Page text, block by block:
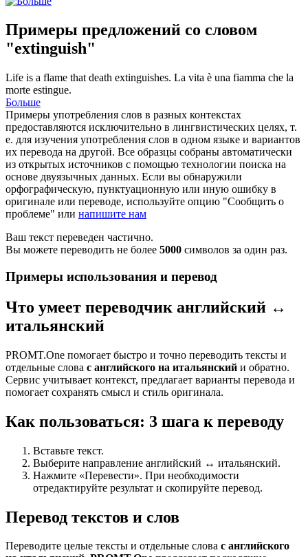
Примеры предложений со словом
"extinguish"
Life is a flame that death extinguishes. La vita è una fiamma che la
morte estingue.
Больше
Примеры употребления слов в разных контекстах
предоставляются исключительно в лингвистических целях, т.
е. для изучения употребления слов в одном языке и вариантов
их перевода на другой. Все образцы собраны автоматически
из открытых источников с помощью технологии поиска на
основе двуязычных данных. Если вы обнаружили
орфографическую, пунктуационную или иную ошибку в
оригинале или переводе, используйте опцию "Сообщить о
проблеме" или напишите нам
Ваш текст переведен частично.
Вы можете переводить не более 5000 символов за один раз.
Примеры использования и перевод
Что умеет переводчик английский ↔
итальянский
PROMT.One помогает быстро и точно переводить тексты и
отдельные слова с английского на итальянский и обратно.
Сервис учитывает контекст, предлагает варианты перевода и
помогает сохранять смысл и стиль оригинала.
Как пользоваться: 3 шага к переводу
Вставьте текст.
Выберите направление английский ↔ итальянский.
Нажмите «Перевести». При необходимости
отредактируйте результат и скопируйте перевод.
Перевод текстов и слов
Переводите целые тексты и отдельные слова с английского